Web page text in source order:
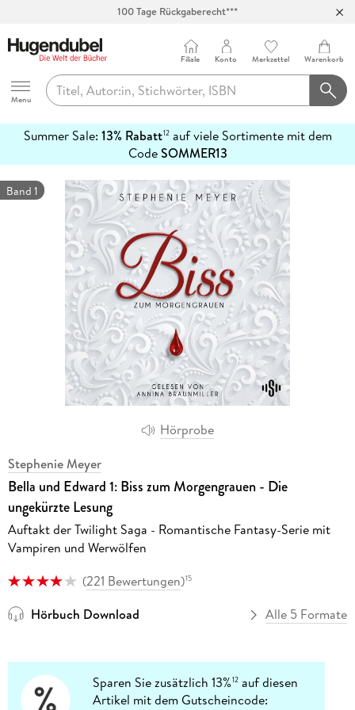
Hugendubel
Menu
Filiale Konto Merkzettel Warenkorb
Summer Sale: 13% Rabatt12auf viele Sortimente mit dem
CodeSOMMER13
erfahren
Hörprobe
Band 1
Stephenie Meyer
Bella und Edward 1: Biss zum Morgengrauen - Die
ungekürzte Lesung
Auftakt der Twilight Saga - Romantische Fantasy-Serie mit
Vampiren und Werwölfen
(221 Bewertungen)15
Hörbuch Download Alle 5 Formate
Sparen Sie zusätzlich 13%12 auf diesen
Artikel mit dem Gutscheincode: